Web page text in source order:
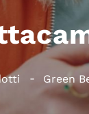
Green